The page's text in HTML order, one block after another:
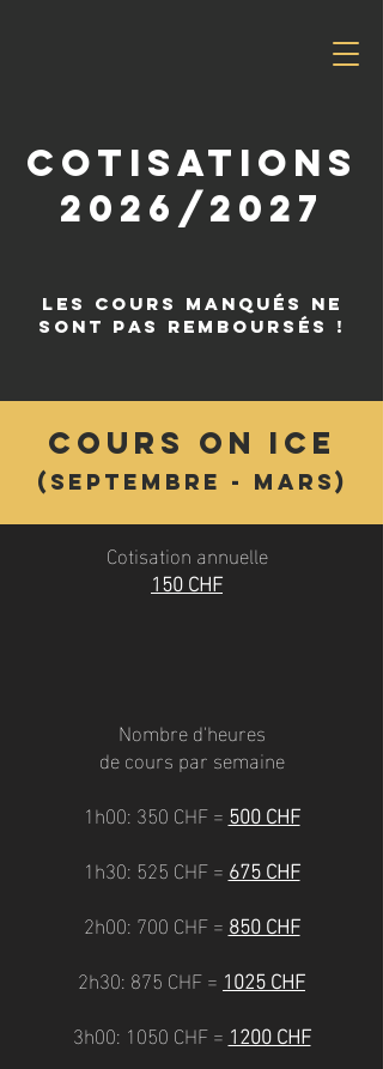
cotisations
2026/2027
lES COURS MANQUés ne
sont pas remboursés !
cours on ice
(septembre - mars)
Cotisation annuelle
150 CHF
Nombre d'heures
de cours par semaine
1h00: 350 CHF =500 CHF
1h30: 525 CHF =675 CHF
2h00: 700 CHF =850 CHF
2h30: 875 CHF = 1025 CHF
3h00: 1050 CHF = 1200 CHF